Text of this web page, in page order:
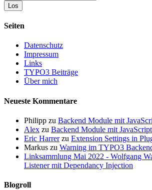
Seiten
Datenschutz
Impressum
Links
TYPO3 Beiträge
Über mich
Neueste Kommentare
Philipp zu Backend Module mit
Alex zu Backend Module mit
Eric Harrerzu Extension Settings in
Markus zu Warning im TYPO3
Linksammlung Mai 2022 - Wolfgang
Listener mit Dependancy Injection
Blogroll